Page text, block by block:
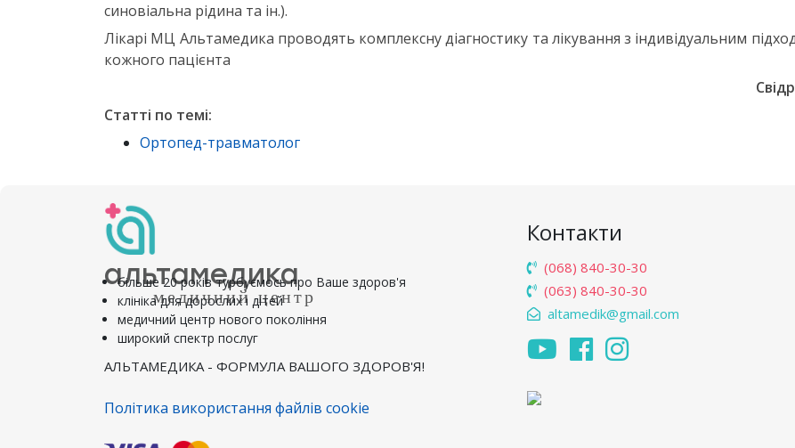
синовіальна рідина та ін.).
Лікарі МЦ Альтамедика проводять комплексну діагностику та лікування з індивідуальним
кожного пацієнта
Статті по темі:
Ортопед-травматолог
альтамедика
медичний центр
більше 20 років турбуємось про Ваше здоров'я
клініка для дорослих і дітей
медичний центр нового покоління
широкий спектр послуг
АЛЬТАМЕДИКА - ФОРМУЛА ВАШОГО ЗДОРОВ'Я!
Політика використання файлів cookie
Контакти
(068) 840-30-30
(063) 840-30-30
altamedik@gmail.com